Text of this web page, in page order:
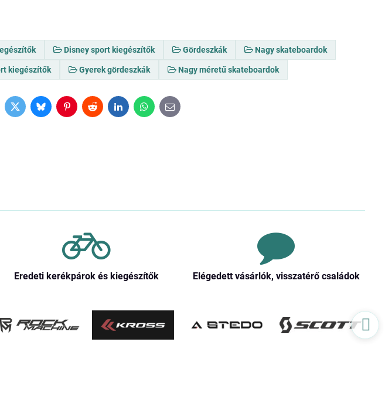
Disney sport kiegészítők Gördeszkák Nagy skateboardok
kiegészítők Gyerek gördeszkák Nagy méretű skateboardok
TwitterBlueskyPinterestRedditLinkedInWhatsApp
E-
mail
Eredeti kerékpárok és kiegészítők Elégedett vásárlók, visszatérő családok